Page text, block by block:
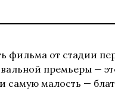
фильма от стадии
премьеры —
самую малость —